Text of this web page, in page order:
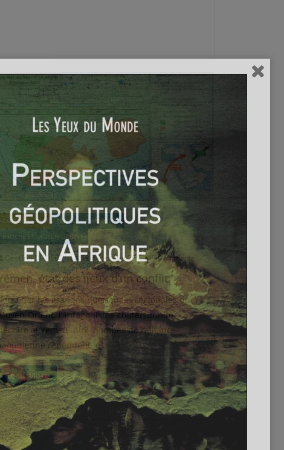
CARTOGRAPHIE
PÉNINSULE ARABIQUE
PROCHE ET MOYEN-ORIENT
Geoffroi DE REBOUL 18 décembre 2017 0 Comments
état des lieux d’un conflit
par les grandes puissances régionales du
Orient, l’antagonisme chiite/sunnite
le Yémen. Aux bombes de l’alliance
répondent les
Read More